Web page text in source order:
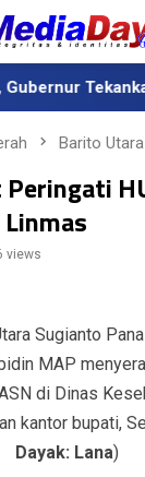
Kerja Keras dan
Barito Utara
views
Sugianto
MAP
di Dinas
kantor bupati,
Dayak: Lana)